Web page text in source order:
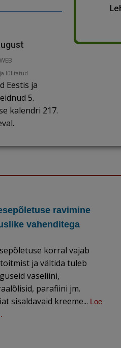
lülitatud
Eestis ja
5.
kalendri 217.
ravimine
vahenditega
korral vajab
ja vältida tuleb
vaseliini,
parafiini jm.
sisaldavaid kreeme... Loe